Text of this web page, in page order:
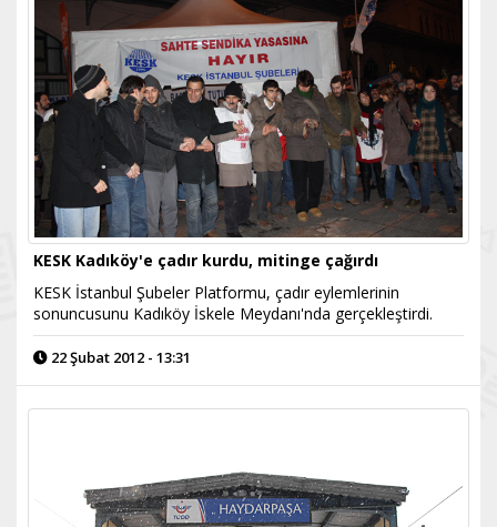
KESK Kadıköy'e çadır kurdu, mitinge çağırdı
KESK İstanbul Şubeler Platformu, çadır eylemlerinin
sonuncusunu Kadıköy İskele Meydanı'nda gerçekleştirdi.
22 Şubat 2012 - 13:31